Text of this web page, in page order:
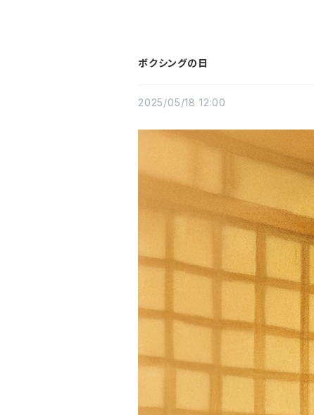
ボクシングの日
2025/05/18 12:00